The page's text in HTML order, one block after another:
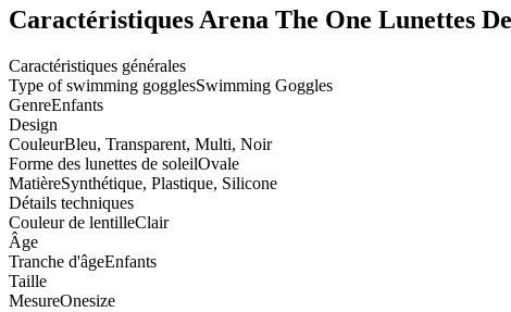
Caractéristiques Arena The One Lunettes
Caractéristiques générales
Type of swimming gogglesSwimming Goggles
GenreEnfants
Design
CouleurBleu, Transparent, Multi, Noir
Forme des lunettes de soleilOvale
MatièreSynthétique, Plastique, Silicone
Détails techniques
Couleur de lentilleClair
Âge
Tranche d'âgeEnfants
Taille
MesureOnesize